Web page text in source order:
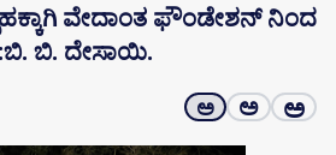
ವೇದಾಂತ ಫೌಂಡೇಶನ್ ನಿಂದ
ಬಿ. ದೇಸಾಯಿ.
ಅ ಅ ಅ